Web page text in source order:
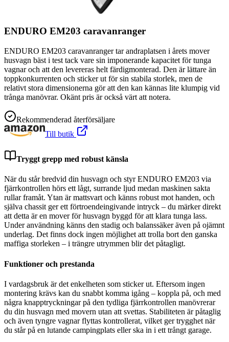
ENDURO EM203 caravanranger
ENDURO EM203 caravanranger tar andraplatsen i årets mover
husvagn bäst i test tack vare sin imponerande kapacitet för tunga
vagnar och att den levereras helt färdigmonterad. Den är lättare än
toppkonkurrenten och sticker ut för sin stabila storlek, men de
relativt stora dimensionerna gör att den kan kännas lite klumpig vid
trånga manövrar. Okänt pris är också värt att notera.
Rekommenderad återförsäljare
Till butik
Tryggt grepp med robust känsla
När du står bredvid din husvagn och styr ENDURO EM203 via
fjärrkontrollen hörs ett lågt, surrande ljud medan maskinen sakta
rullar framåt. Ytan är mattsvart och känns robust mot handen, och
själva chassit ger ett förtroendeingivande intryck – du märker direkt
att detta är en mover för husvagn byggd för att klara tunga lass.
Under användning känns den stadig och balanssäker även på ojämnt
underlag. Det finns dock ingen möjlighet att trolla bort den ganska
maffiga storleken – i trängre utrymmen blir det påtagligt.
Funktioner och prestanda
I vardagsbruk är det enkelheten som sticker ut. Eftersom ingen
montering krävs kan du snabbt komma igång – koppla på, och med
några knapptryckningar på den tydliga fjärrkontrollen manövrerar
du din husvagn med movern utan att svettas. Stabiliteten är påtaglig
och även tyngre vagnar flyttas kontrollerat, vilket ger trygghet när
du står på en lutande campingplats eller ska in i ett trångt garage.